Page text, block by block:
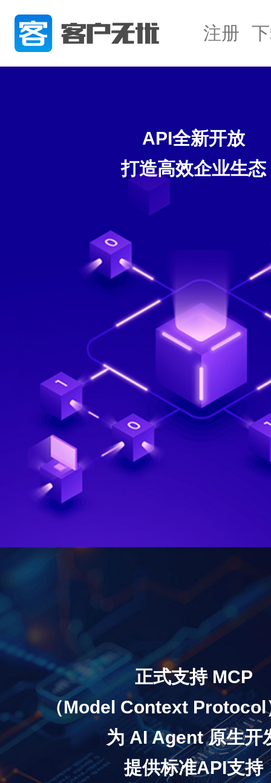
注册
API全新开放
打造高效企业生态
正式支持 MCP
（Model Context Protocol
为 AI Agent 原生开
提供标准API支持